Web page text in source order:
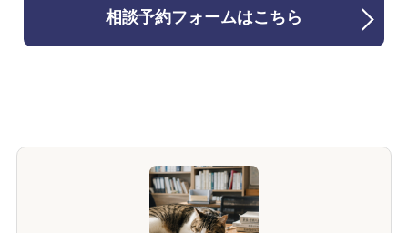
相談予約フォームはこちら